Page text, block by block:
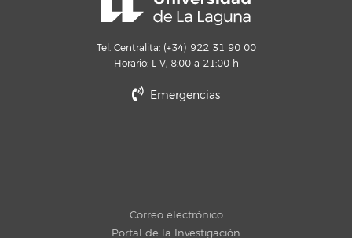
Tel. Centralita: (+34) 922 31 90 00
Horario: L-V, 8:00 a 21:00 h
Emergencias
Correo electrónico
Portal de la Investigación